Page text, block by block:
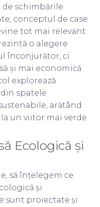
de schimbările
conceptul de case
tot mai relevant.
o alegere
înconjurător, ci
și mai economică
explorează
spatele
arătând
un viitor mai verde.
Ecologică și
să înțelegem ce
și
sunt proiectate și